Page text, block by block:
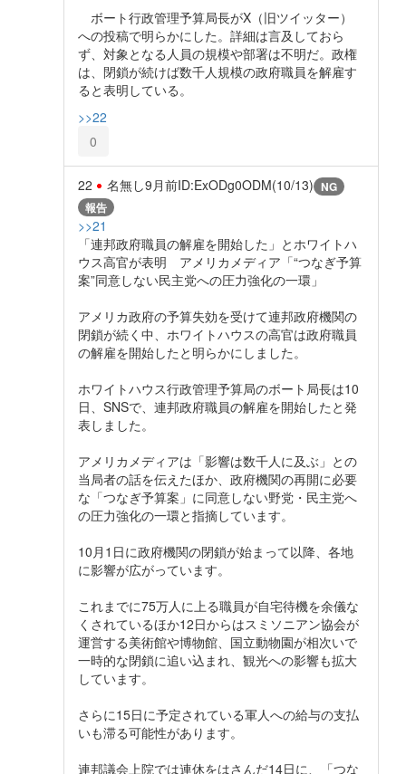
ボート行政管理予算局長がX（旧ツイッター）
への投稿で明らかにした。詳細は言及しておら
ず、対象となる人員の規模や部署は不明だ。政権
は、閉鎖が続けば数千人規模の政府職員を解雇す
ると表明している。
>>22
0
22 名無し9月前ID:ExODg0ODM(10/13) NG
報告
>>21
「連邦政府職員の解雇を開始した」とホワイトハ
ウス高官が表明 アメリカメディア「“つなぎ予算
案”同意しない民主党への圧力強化の一環」
アメリカ政府の予算失効を受けて連邦政府機関の
閉鎖が続く中、ホワイトハウスの高官は政府職員
の解雇を開始したと明らかにしました。
ホワイトハウス行政管理予算局のボート局長は10
日、SNSで、連邦政府職員の解雇を開始したと発
表しました。
アメリカメディアは「影響は数千人に及ぶ」との
当局者の話を伝えたほか、政府機関の再開に必要
な「つなぎ予算案」に同意しない野党・民主党へ
の圧力強化の一環と指摘しています。
10月1日に政府機関の閉鎖が始まって以降、各地
に影響が広がっています。
これまでに75万人に上る職員が自宅待機を余儀な
くされているほか12日からはスミソニアン協会が
運営する美術館や博物館、国立動物園が相次いで
一時的な閉鎖に追い込まれ、観光への影響も拡大
しています。
さらに15日に予定されている軍人への給与の支払
いも滞る可能性があります。
連邦議会上院では連休をはさんだ14日に、「つな